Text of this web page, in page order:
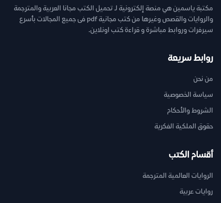
مكتبة ياسمين هي منصة إلكترونية لـ تحميل الكتب مجانا العربية والمترجمة
والروايات والقصص وغيرها من كتب مجانية pdf فى جميع المجالات بأسرع
سيرفرات وروابط مباشرة و قراءة كتب اونلاين.
روابط سريعة
من نحن
سياسة الخصوصية
الشروط والأحكام
حقوق الملكية الفكرية
أقسام الكتب
الروايات العالمية المترجمة
روايات عربية